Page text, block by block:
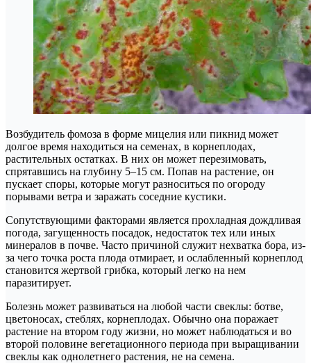
Возбудитель фомоза в форме мицелия или пикнид может
долгое время находиться на семенах, в корнеплодах,
растительных остатках. В них он может перезимовать,
спрятавшись на глубину 5–15 см. Попав на растение, он
пускает споры, которые могут разноситься по огороду
порывами ветра и заражать соседние кустики.
Сопутствующими факторами является прохладная дождливая
погода, загущенность посадок, недостаток тех или иных
минералов в почве. Часто причиной служит нехватка бора, из-
за чего точка роста плода отмирает, и ослабленный корнеплод
становится жертвой грибка, который легко на нем
паразитирует.
Болезнь может развиваться на любой части свеклы: ботве,
цветоносах, стеблях, корнеплодах. Обычно она поражает
растение на втором году жизни, но может наблюдаться и во
второй половине вегетационного периода при выращивании
свеклы как однолетнего растения, не на семена.